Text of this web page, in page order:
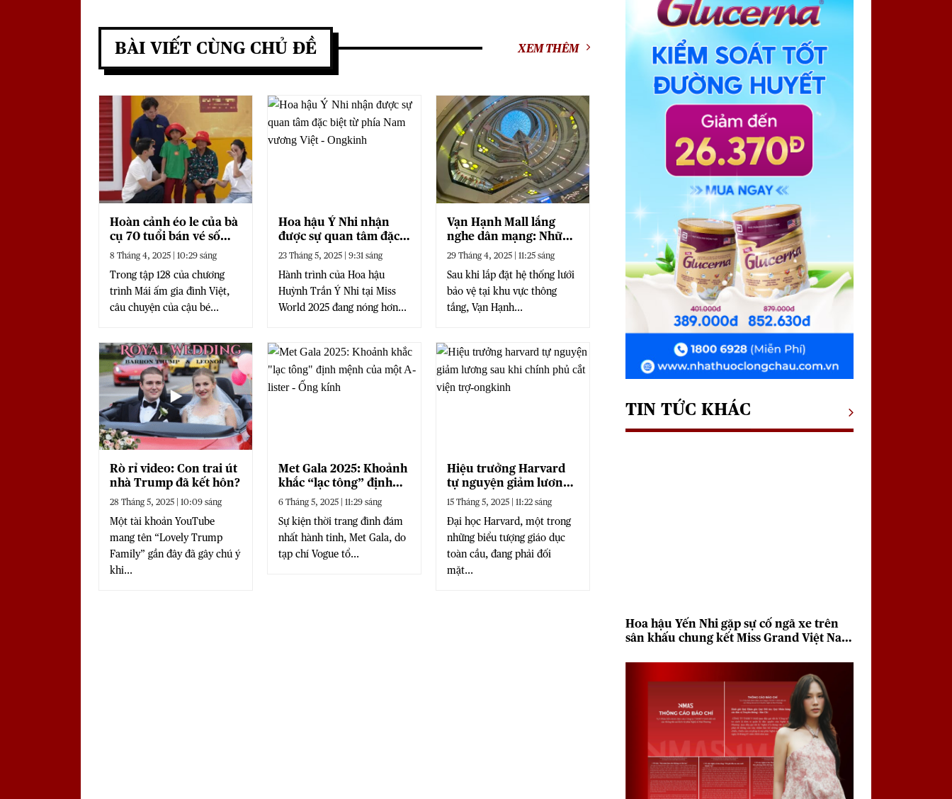
BÀI VIẾT CÙNG CHỦ ĐỀ XEM THÊM
Hoàn cảnh éo le của bà
cụ 70 tuổi bán vé số
nuôi cháu mồ côi gây
xúc động mạnh
8 Tháng 4, 2025 | 10:29 sáng
Trong tập 128 của chương
trình Mái ấm gia đình Việt,
câu chuyện của cậu bé...
Hoa hậu Ý Nhi nhận
được sự quan tâm đặc
biệt từ phía Nam vương
23 Tháng 5, 2025 | 9:31 sáng
Hành trình của Hoa hậu
Huỳnh Trần Ý Nhi tại Miss
World 2025 đang nóng hơn...
Vạn Hạnh Mall lắng
nghe dân mạng: Những
ý tưởng độc đáo nào
được hé lộ?
29 Tháng 4, 2025 | 11:25 sáng
Sau khi lắp đặt hệ thống lưới
bảo vệ tại khu vực thông
tầng, Vạn Hạnh...
Rò rỉ video: Con trai út
nhà Trump đã kết hôn?
28 Tháng 5, 2025 | 10:09 sáng
Một tài khoản YouTube
mang tên “Lovely Trump
Family” gần đây đã gây chú ý
khi...
Met Gala 2025: Khoảnh
khắc “lạc tông” định
mệnh của một A-lister
6 Tháng 5, 2025 | 11:29 sáng
Sự kiện thời trang đình đám
nhất hành tinh, Met Gala, do
tạp chí Vogue tổ...
Hiệu trưởng Harvard
tự nguyện giảm lương
sau khi chính phủ cắt
viện trợ
15 Tháng 5, 2025 | 11:22 sáng
Đại học Harvard, một trong
những biểu tượng giáo dục
toàn cầu, đang phải đối
mặt...
TIN TỨC KHÁC
Hoa hậu Yến Nhi gặp sự cố ngã xe trên
sân khấu chung kết Miss Grand Việt Nam